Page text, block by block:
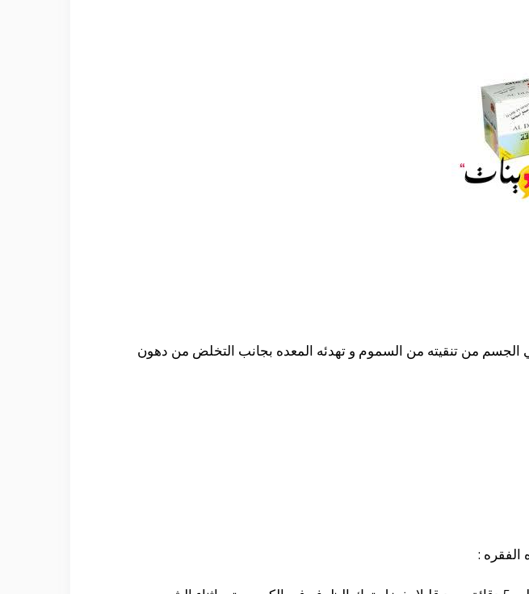
الجسم من تنقيته من السموم و تهدئه المعده بجانب التخلض من دهون
: